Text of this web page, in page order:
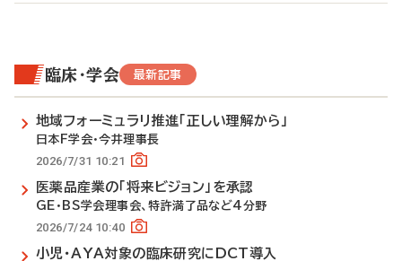
臨床・学会 最新記事
地域フォーミュラリ推進「正しい理解から」
日本F学会・今井理事長
2026/7/31 10:21
医薬品産業の「将来ビジョン」を承認
GE・BS学会理事会、特許満了品など4分野
2026/7/24 10:40
小児・AYA対象の臨床研究にDCT導入